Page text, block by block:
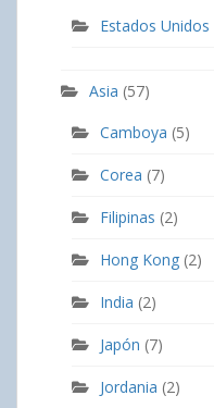
Estados Unidos
Asia (57)
Camboya (5)
Corea (7)
Filipinas (2)
Hong Kong (2)
India (2)
Japón (7)
Jordania (2)